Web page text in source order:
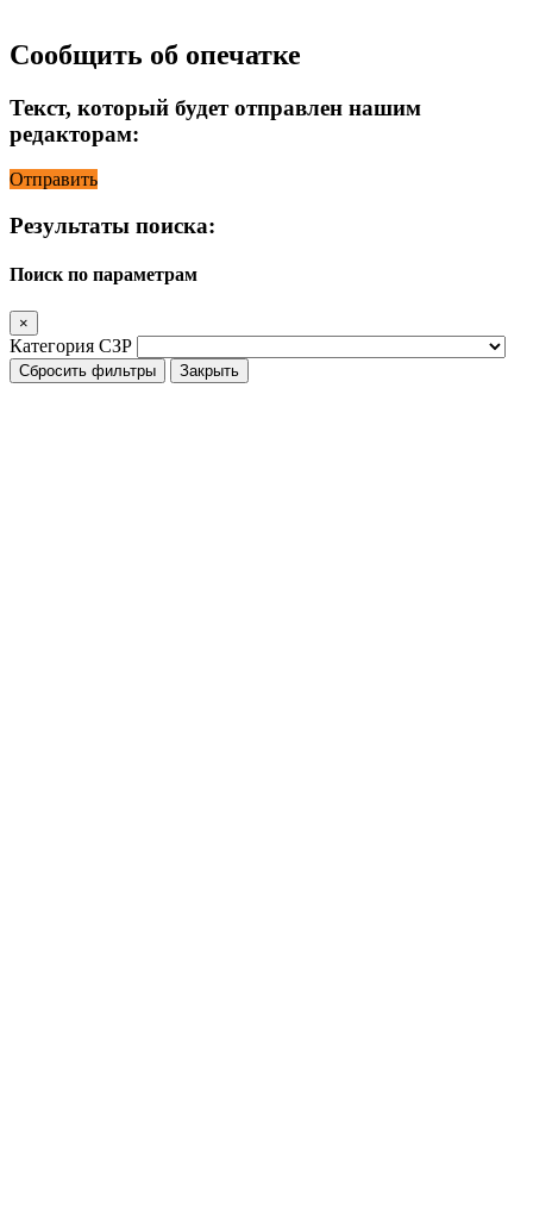
Сообщить об опечатке
Текст, который будет отправлен нашим
редакторам:
Отправить
Результаты поиска:
Поиск по параметрам
×
Категория СЗР
Сбросить фильтры Закрыть